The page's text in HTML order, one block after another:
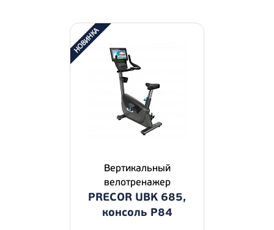
Вертикальный
велотренажер
PRECOR UBK 685,
консоль P84